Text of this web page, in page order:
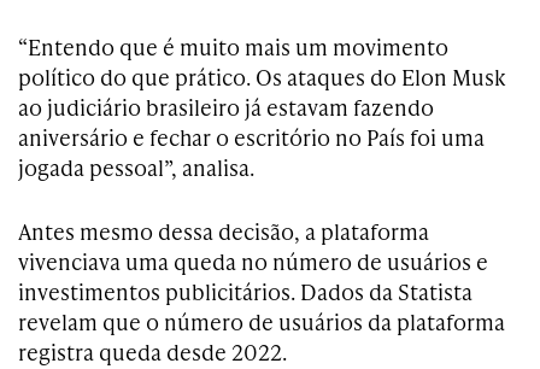
“Entendo que é muito mais um movimento
político do que prático. Os ataques do Elon Musk
ao judiciário brasileiro já estavam fazendo
aniversário e fechar o escritório no País foi uma
jogada pessoal”, analisa.
Antes mesmo dessa decisão, a plataforma
vivenciava uma queda no número de usuários e
investimentos publicitários. Dados da Statista
revelam que o número de usuários da plataforma
registra queda desde 2022.